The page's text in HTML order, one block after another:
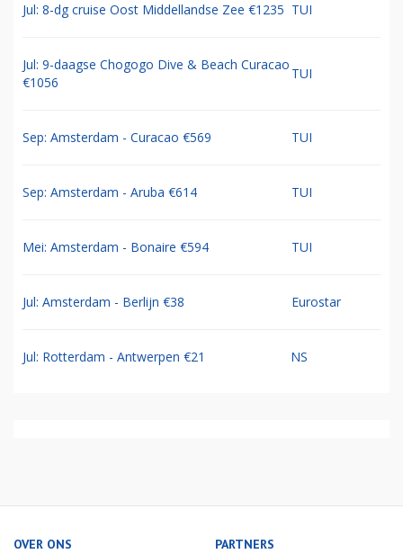
Jul: 8-dg cruise Oost Middellandse Zee €1235 TUI
Jul: 9-daagse Chogogo Dive & Beach Curacao
€1056
TUI
Sep: Amsterdam - Curacao €569 TUI
Sep: Amsterdam - Aruba €614 TUI
Mei: Amsterdam - Bonaire €594 TUI
Jul: Amsterdam - Berlijn €38 Eurostar
Jul: Rotterdam - Antwerpen €21 NS
OVER ONS PARTNERS